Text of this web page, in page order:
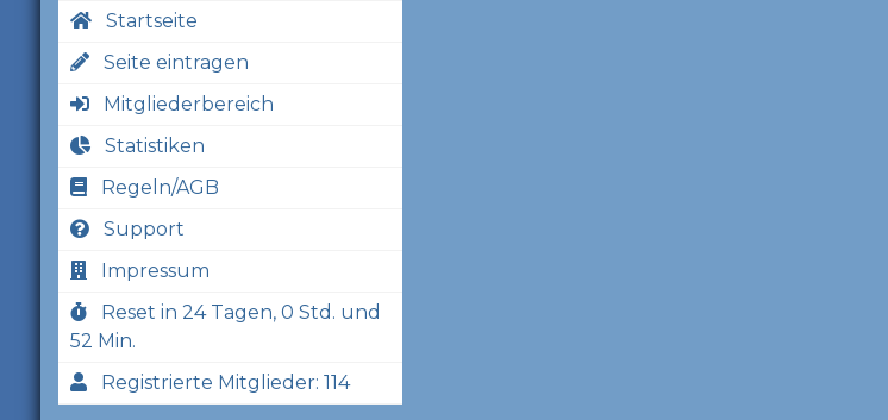
Startseite
Seite eintragen
Mitgliederbereich
Statistiken
Regeln/AGB
Support
Impressum
Reset in 24 Tagen, 0 Std. und
52 Min.
Registrierte Mitglieder: 114